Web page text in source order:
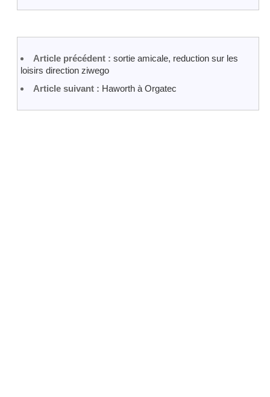
Article précédent : sortie amicale, reduction sur les
loisirs direction ziwego
Article suivant : Haworth à Orgatec